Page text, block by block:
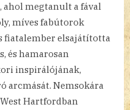
megtanult a fával
míves fabútorok
fiatalember elsajátította
és hamarosan
inspirálójának,
arcmását. Nemsokára
Hartfordban